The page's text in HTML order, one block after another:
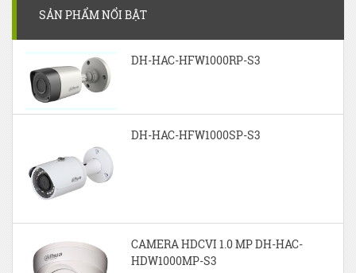
SẢN PHẨM NỔI BẬT
DH-HAC-HFW1000RP-S3
DH-HAC-HFW1000SP-S3
CAMERA HDCVI 1.0 MP DH-HAC-
HDW1000MP-S3